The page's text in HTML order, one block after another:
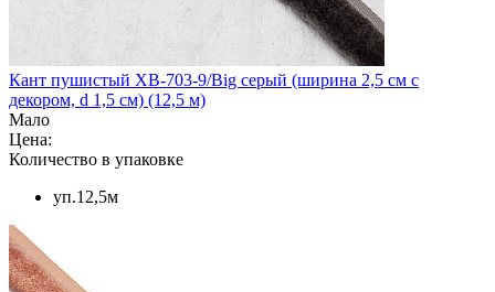
Кант пушистый XB-703-9/Big серый (ширина 2,5 см с
декором, d 1,5 см) (12,5 м)
Мало
Цена:
Количество в упаковке
уп.12,5м